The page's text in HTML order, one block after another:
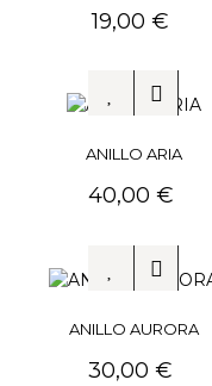
Precio
19,00 €
ANILLO ARIA
Precio
40,00 €
ANILLO AURORA
Precio
30,00 €